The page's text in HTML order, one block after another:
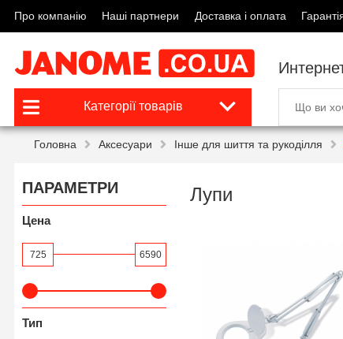
Про компанію Наші партнери Доставка і оплата
Категорії товарів
Головна Аксесуари Інше для шиття та рукоділля
ПАРАМЕТРИ
Цена
725 6590
Тип
Лупи